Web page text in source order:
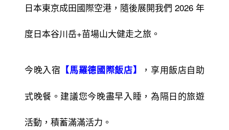
日本東京成田國際空港，隨後展開我們 2026 年
度日本谷川岳+苗場山大健走之旅。
今晚入宿 【馬羅德國際飯店】 ，享用飯店自助
式晚餐。建議您今晚盡早入睡，為隔日的旅遊
活動，積蓄滿滿活力。